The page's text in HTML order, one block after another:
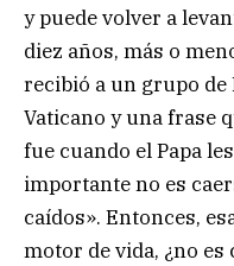
y puede volver a
diez años, más o
recibió a un grupo
Vaticano y una frase
fue cuando el Papa
importante no es
caídos». Entonces,
motor de vida, ¿no es